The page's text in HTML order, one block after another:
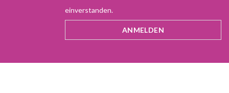
einverstanden.